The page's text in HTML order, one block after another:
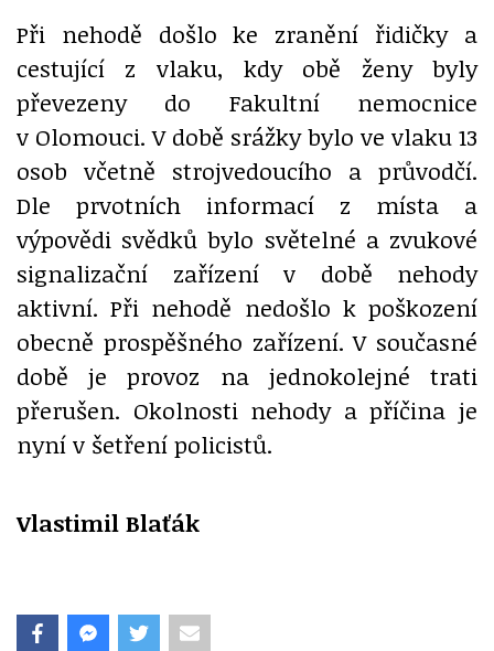
Při nehodě došlo ke zranění řidičky a
cestující z vlaku, kdy obě ženy byly
převezeny do Fakultní nemocnice
v Olomouci. V době srážky bylo ve vlaku 13
osob včetně strojvedoucího a průvodčí.
Dle prvotních informací z místa a
výpovědi svědků bylo světelné a zvukové
signalizační zařízení v době nehody
aktivní. Při nehodě nedošlo k poškození
obecně prospěšného zařízení. V současné
době je provoz na jednokolejné trati
přerušen. Okolnosti nehody a příčina je
nyní v šetření policistů.
Vlastimil Blaťák